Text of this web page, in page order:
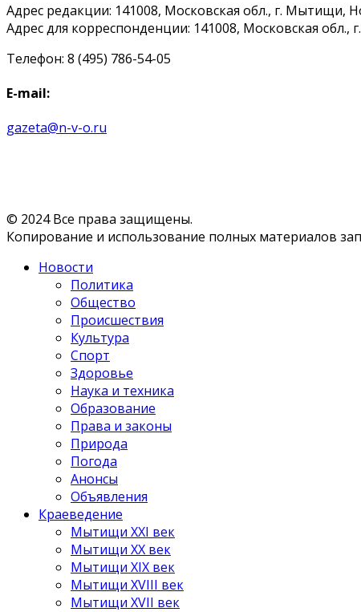
Адрес редакции: 141008, Московская обл., г. Мытищи,
Адрес для корреспонденции: 141008, Московская
Телефон: 8 (495) 786-54-05
E-mail:
gazeta@n-v-o.ru
© 2024 Все права защищены.
Копирование и использование полных материалов
Новости
Политика
Общество
Происшествия
Культура
Спорт
Здоровье
Наука и техника
Образование
Права и законы
Природа
Погода
Анонсы
Объявления
Краеведение
Мытищи XXI век
Мытищи XX век
Мытищи XIX век
Мытищи XVIII век
Мытищи XVII век